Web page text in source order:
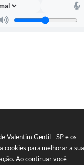
Valentim Gentil - SP e os
cookies para melhorar a sua
Ao continuar você